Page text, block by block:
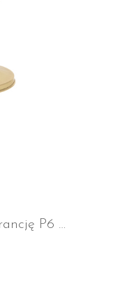
Podstawa pod monstrancję P6 z suknem